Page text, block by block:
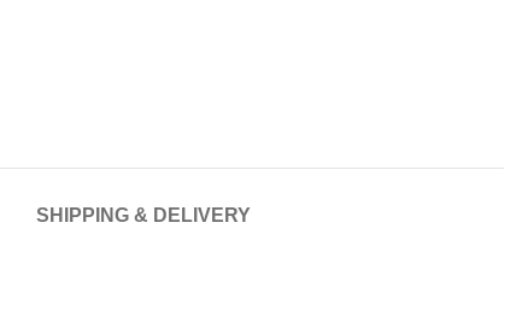
SHIPPING & DELIVERY